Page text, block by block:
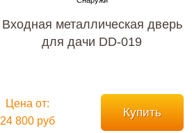
Входная металлическая дверь
для дачи DD-019
Цена от:
24 800 руб
Купить